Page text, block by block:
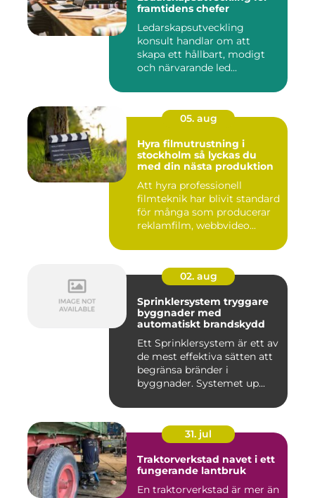
framtidens chefer
Ledarskapsutveckling
konsult handlar om att
skapa ett hållbart, modigt
och närvarande led...
05. aug
Hyra filmutrustning i
stockholm så lyckas du
med din nästa produktion
Att hyra professionell
filmteknik har blivit standard
för många som producerar
reklamfilm, webbvideo...
02. aug
Sprinklersystem tryggare
byggnader med
automatiskt brandskydd
Ett Sprinklersystem är ett av
de mest effektiva sätten att
begränsa bränder i
byggnader. Systemet up...
31. jul
Traktorverkstad navet i ett
fungerande lantbruk
En traktorverkstad är mer än